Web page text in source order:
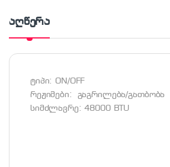
აღწერა
ტიპი: ON/OFF
რეჟიმები: გაგრილება/გათბობა
სიმძლავრე: 48000 BTU